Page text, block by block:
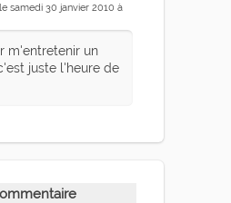
samedi 30 janvier 2010 à
m'entretenir un
juste l'heure de